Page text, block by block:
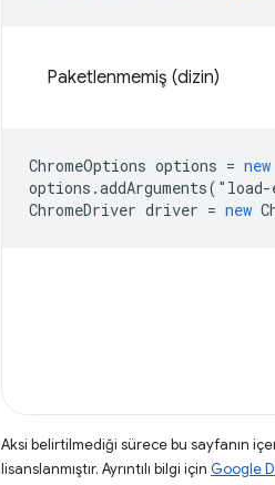
Paketlenmemiş (dizin)
ChromeOptions options = new
options .addArguments( " load-
ChromeDriver driver = new
Aksi belirtilmediği sürece bu sayfanın
lisanslanmıştır. Ayrıntılı bilgi için Google